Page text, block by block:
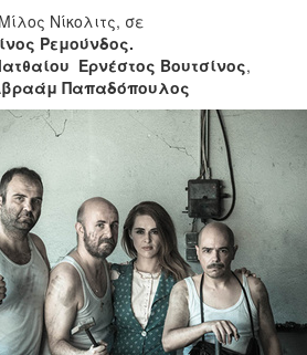
Νίκολιτς, σε
Ρεμούνδος.
Ερνέστος Βουτσίνος,
Παπαδόπουλος